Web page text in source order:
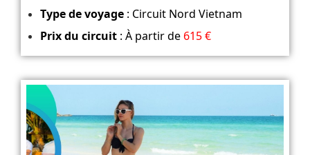
Type de voyage: Circuit Nord Vietnam
Prix du circuit: À partir de615 €